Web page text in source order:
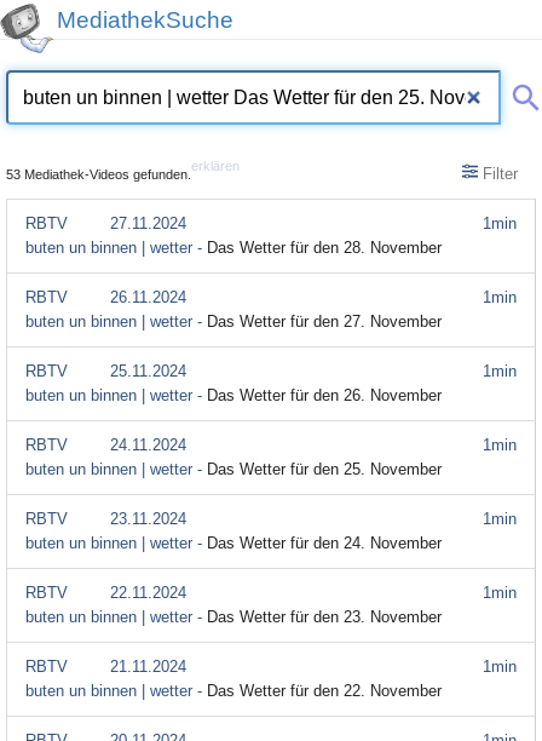
MediathekSuche
53 Mediathek-Videos gefunden.
erklären Filter
1min
RBTV
27.11.2024
buten un binnen | wetter - Das Wetter für den 28. November
1min
RBTV
26.11.2024
buten un binnen | wetter - Das Wetter für den 27. November
1min
RBTV
25.11.2024
buten un binnen | wetter - Das Wetter für den 26. November
1min
RBTV
24.11.2024
buten un binnen | wetter - Das Wetter für den 25. November
1min
RBTV
23.11.2024
buten un binnen | wetter - Das Wetter für den 24. November
1min
RBTV
22.11.2024
buten un binnen | wetter - Das Wetter für den 23. November
1min
RBTV
21.11.2024
buten un binnen | wetter - Das Wetter für den 22. November